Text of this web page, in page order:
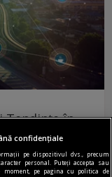
Tendințe în
de
ce reflectă o
confidențiale
pe dispozitivul dvs., precum
personal. Puteți accepta sau
pe pagina cu politica de